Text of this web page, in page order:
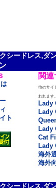
シードレス,ダ
ト
関連
他のサイ
われます。
Lady
Lady
Lady
Cat
Lady
海外
海外
シードレス,ダ